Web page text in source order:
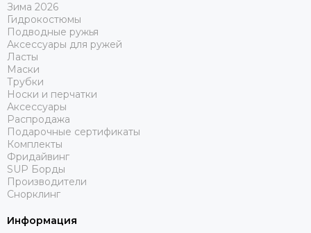
Зима 2026
Гидрокостюмы
Подводные ружья
Аксессуары для ружей
Ласты
Маски
Трубки
Носки и перчатки
Аксессуары
Распродажа
Подарочные сертификаты
Комплекты
Фридайвинг
SUP Борды
Производители
Снорклинг
Информация